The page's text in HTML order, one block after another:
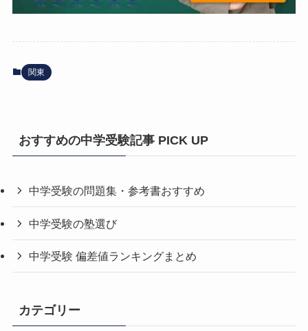
関東
おすすめの中学受験記事 PICK UP
中学受験の問題集・参考書おすすめ
中学受験の塾選び
中学受験 偏差値ランキングまとめ
カテゴリー